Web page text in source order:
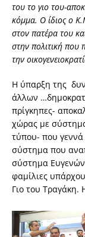
του το γιο του-
κόμμα. Ο ίδιος ο
στον πατέρα του
στην πολιτική που
την
Η ύπαρξη της
άλλων
πρίγκηπες-
χώρας με
τύπου- που γεννά
σύστημα που
σύστημα
φαμίλιες
Γιο του Τραγάκη.